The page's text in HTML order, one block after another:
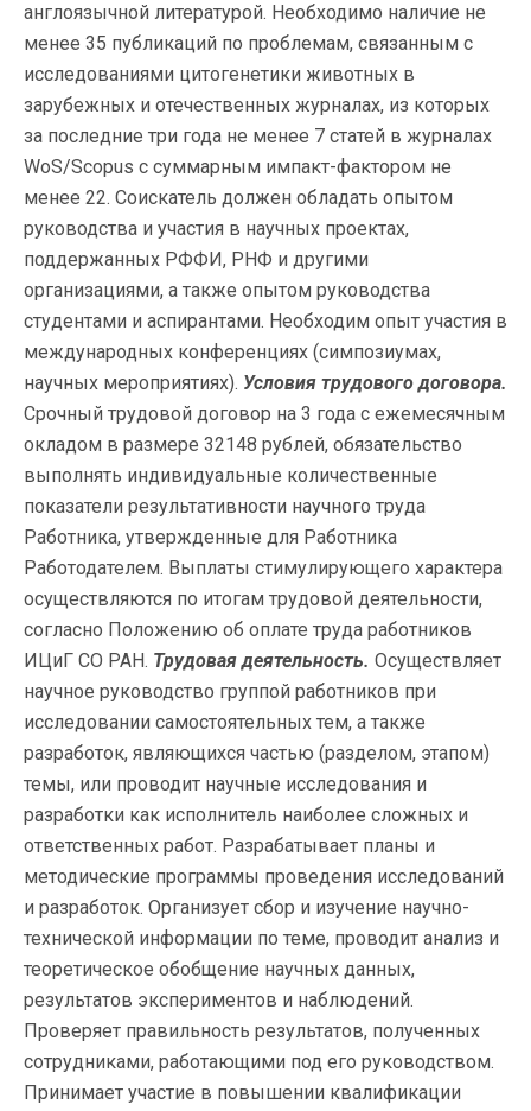
англоязычной литературой. Необходимо наличие не
менее 35 публикаций по проблемам, связанным с
исследованиями цитогенетики животных в
зарубежных и отечественных журналах, из которых
за последние три года не менее 7 статей в журналах
WoS/Scopus с суммарным импакт-фактором не
менее 22. Соискатель должен обладать опытом
руководства и участия в научных проектах,
поддержанных РФФИ, РНФ и другими
организациями, а также опытом руководства
студентами и аспирантами. Необходим опыт участия в
международных конференциях (симпозиумах,
научных мероприятиях). Условия трудового договора.
Срочный трудовой договор на 3 года с ежемесячным
окладом в размере 32148 рублей, обязательство
выполнять индивидуальные количественные
показатели результативности научного труда
Работника, утвержденные для Работника
Работодателем. Выплаты стимулирующего характера
осуществляются по итогам трудовой деятельности,
согласно Положению об оплате труда работников
ИЦиГ СО РАН. Трудовая деятельность. Осуществляет
научное руководство группой работников при
исследовании самостоятельных тем, а также
разработок, являющихся частью (разделом, этапом)
темы, или проводит научные исследования и
разработки как исполнитель наиболее сложных и
ответственных работ. Разрабатывает планы и
методические программы проведения исследований
и разработок. Организует сбор и изучение научно-
технической информации по теме, проводит анализ и
теоретическое обобщение научных данных,
результатов экспериментов и наблюдений.
Проверяет правильность результатов, полученных
сотрудниками, работающими под его руководством.
Принимает участие в повышении квалификации